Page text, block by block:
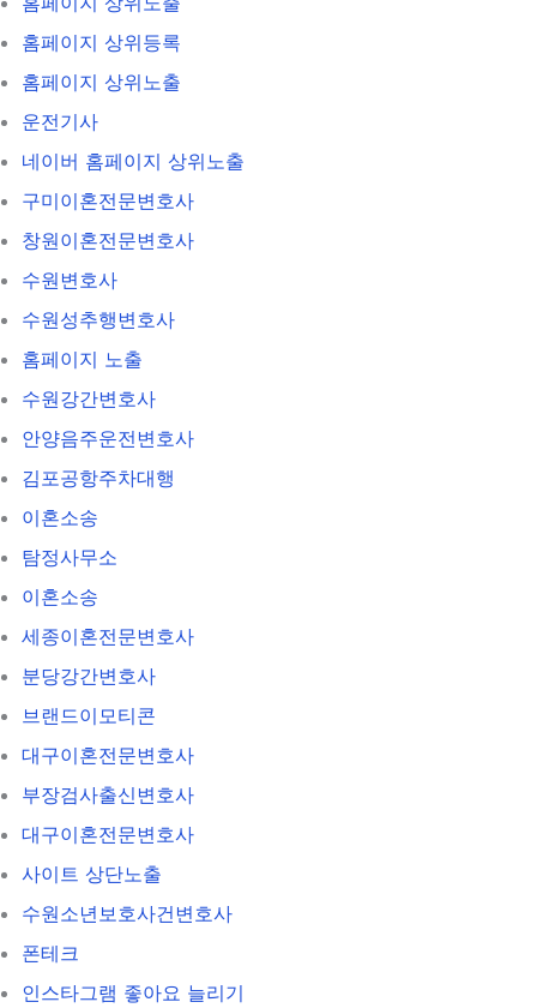
홈페이지 상위등록
홈페이지 상위노출
운전기사
네이버 홈페이지 상위노출
구미이혼전문변호사
창원이혼전문변호사
수원변호사
수원성추행변호사
홈페이지 노출
수원강간변호사
안양음주운전변호사
김포공항주차대행
이혼소송
탐정사무소
이혼소송
세종이혼전문변호사
분당강간변호사
브랜드이모티콘
대구이혼전문변호사
부장검사출신변호사
대구이혼전문변호사
사이트 상단노출
수원소년보호사건변호사
폰테크
인스타그램 좋아요 늘리기